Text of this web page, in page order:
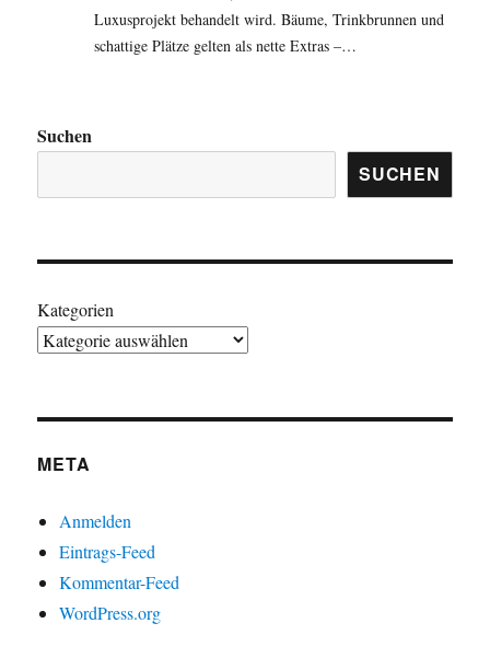
Luxusprojekt behandelt wird. Bäume, Trinkbrunnen und
schattige Plätze gelten als nette Extras –…
Suchen
SUCHEN
Kategorien
META
Anmelden
Eintrags-Feed
Kommentar-Feed
WordPress.org